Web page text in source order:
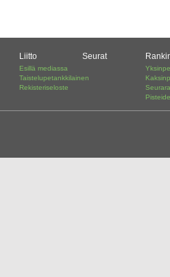
Liitto
Esillä mediassa
Taistelupetankkilainen
Rekisteriseloste
Seurat